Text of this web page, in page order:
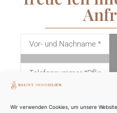
Wir verwenden Cookies, um unsere